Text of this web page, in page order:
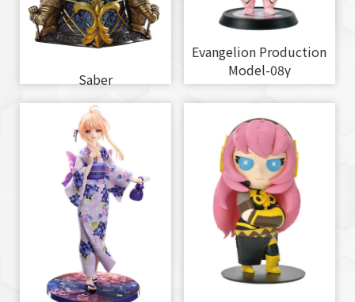
Saber
Evangelion Production
Model-08γ